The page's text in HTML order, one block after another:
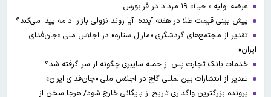
عرضه اولیه «احیا۱» ۱۹ مرداد در فرابورس
پیش بینی قیمت طلا در هفته آینده؛ آیا روند نزولی بازار ادامه پیدا می‌کند؟
تقدیر از مجتمع‌های گردشگری «مارال ستاره» در اجلاس ملی «جان‌فدای
ایران»
خدمات بانک تجارت پس از حمله سایبری چگونه از سر گرفته شد؟
تقدیر از انتشارات بین‌المللی گاج در اجلاس ملی «جان‌فدای ایران»
پرونده بزرگترین واگذاری تاریخ از بایگانی خارج شود/ هرجا سخن از